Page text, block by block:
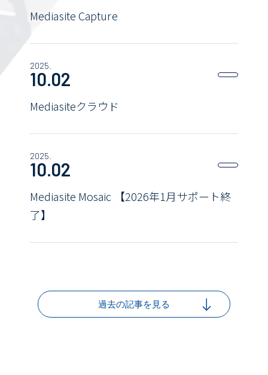
Mediasite Capture
2025.
10.02
Mediasiteクラウド
2025.
10.02
Mediasite Mosaic 【2026年1月サポート終
了】
過去の記事を見る